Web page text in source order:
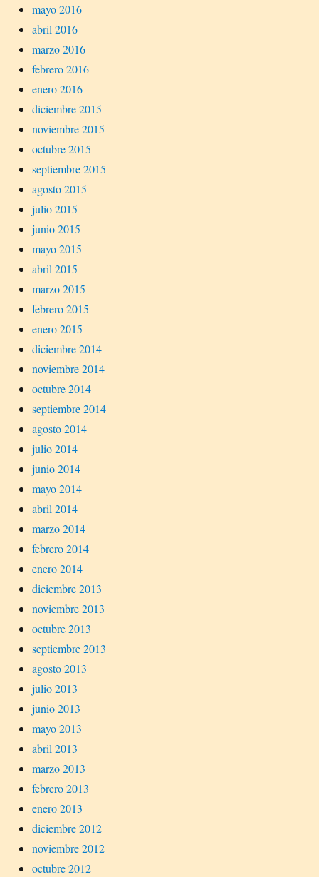
mayo 2016
abril 2016
marzo 2016
febrero 2016
enero 2016
diciembre 2015
noviembre 2015
octubre 2015
septiembre 2015
agosto 2015
julio 2015
junio 2015
mayo 2015
abril 2015
marzo 2015
febrero 2015
enero 2015
diciembre 2014
noviembre 2014
octubre 2014
septiembre 2014
agosto 2014
julio 2014
junio 2014
mayo 2014
abril 2014
marzo 2014
febrero 2014
enero 2014
diciembre 2013
noviembre 2013
octubre 2013
septiembre 2013
agosto 2013
julio 2013
junio 2013
mayo 2013
abril 2013
marzo 2013
febrero 2013
enero 2013
diciembre 2012
noviembre 2012
octubre 2012